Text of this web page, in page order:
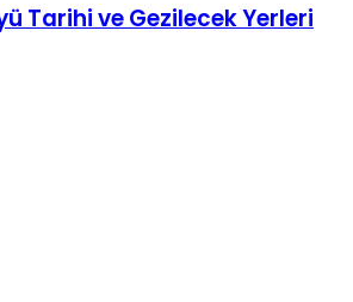
Tarihi ve Gezilecek Yerleri